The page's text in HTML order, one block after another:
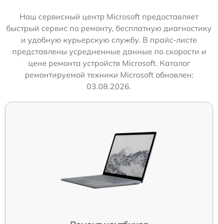
Наш сервисный центр Microsoft предоставляет
быстрый сервис по ремонту, бесплатную диагностику
и удобную курьерскую службу. В прайс-листе
представлены усредненные данные по скорости и
цене ремонта устройств Microsoft. Каталог
ремонтируемой техники Microsoft обновлен:
03.08.2026.